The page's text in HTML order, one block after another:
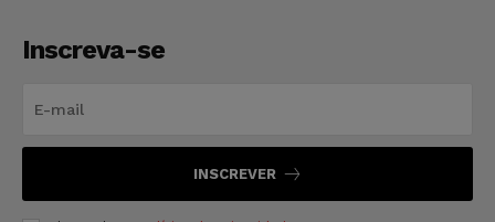
Inscreva-se
INSCREVER